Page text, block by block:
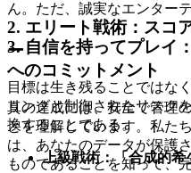
2. エリート戦術：スコ
ー
目標は生き残ることではな
リングと制御されたリスク
換することである。
上級戦術：「合成的希
ん。ただ、誠実なエンター
3. 自信を持ってプレイ
へのコミットメント
真の達成には、安全で管理
とを理解しています。私た
は、あなたのデータが保護
ものであることを知って、